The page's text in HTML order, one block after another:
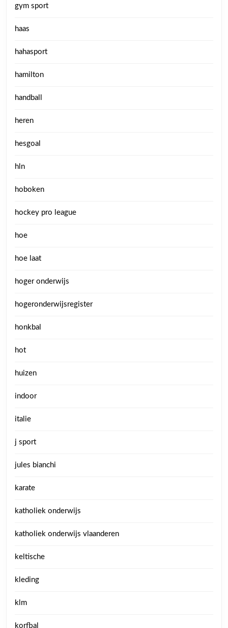
gym sport
haas
hahasport
hamilton
handball
heren
hesgoal
hln
hoboken
hockey pro league
hoe
hoe laat
hoger onderwijs
hogeronderwijsregister
honkbal
hot
huizen
indoor
italie
j sport
jules bianchi
karate
katholiek onderwijs
katholiek onderwijs vlaanderen
keltische
kleding
klm
korfbal